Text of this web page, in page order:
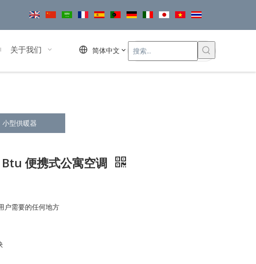
关于我们 简体中文
小型供暖器
便携式公寓空调
户需要的任何地方